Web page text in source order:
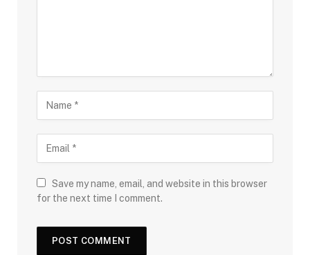
Save my name, email, and website in this browser
for the next time I comment.